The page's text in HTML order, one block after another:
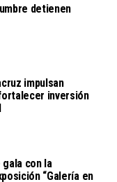
detienen
impulsan
inversión
con la
“Galería en